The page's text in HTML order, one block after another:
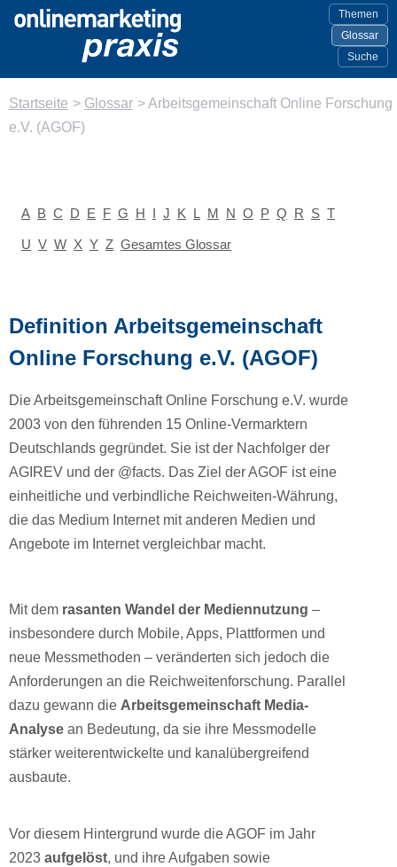
Themen
Glossar
Suche
Startseite > Glossar >Arbeitsgemeinschaft Online Forschung
e.V. (AGOF)
A B C D E F G H I J K L M N O P Q R S T
U V W X Y Z Gesamtes Glossar
Definition Arbeitsgemeinschaft
Online Forschung e.V. (AGOF)
Die Arbeitsgemeinschaft Online Forschung e.V. wurde
2003 von den führenden 15 Online-Vermarktern
Deutschlands gegründet. Sie ist der Nachfolger der
AGIREV und der @facts. Das Ziel der AGOF ist eine
einheitliche und verbindliche Reichweiten-Währung,
die das Medium Internet mit anderen Medien und
Angebote im Internet vergleichbar macht.
Mit dem rasanten Wandel der Mediennutzung –
insbesondere durch Mobile, Apps, Plattformen und
neue Messmethoden – veränderten sich jedoch die
Anforderungen an die Reichweitenforschung. Parallel
dazu gewann die Arbeitsgemeinschaft Media-
Analyse an Bedeutung, da sie ihre Messmodelle
stärker weiterentwickelte und kanalübergreifend
ausbaute.
Vor diesem Hintergrund wurde die AGOF im Jahr
2023 aufgelöst, und ihre Aufgaben sowie